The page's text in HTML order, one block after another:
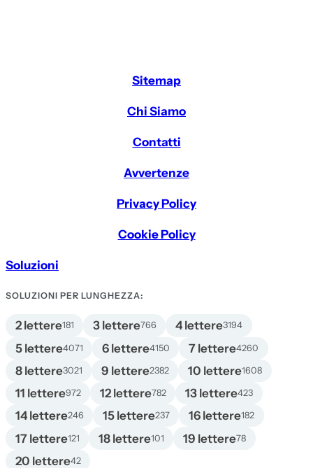
Sitemap
Chi Siamo
Contatti
Avvertenze
Privacy Policy
Cookie Policy
Soluzioni
SOLUZIONI PER LUNGHEZZA:
2 lettere181 3 lettere766 4 lettere3194
5 lettere4071 6 lettere4150 7 lettere4260
8 lettere3021 9 lettere2382 10 lettere1608
11 lettere972 12 lettere782 13 lettere423
14 lettere246 15 lettere237 16 lettere182
17 lettere121 18 lettere101 19 lettere78
20 lettere42